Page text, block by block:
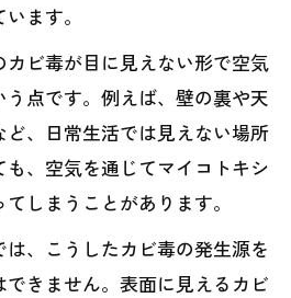
ます。
ビ毒が目に見えない形で空気
点です。例えば、壁の裏や天
、日常生活では見えない場所
、空気を通じてマイコトキシ
しまうことがあります。
、こうしたカビ毒の発生源を
きません。表面に見えるカビ